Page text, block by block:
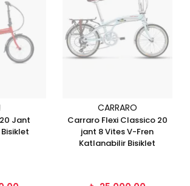
Jant
CARRARO
Carraro Flexi Classico 20
jant 8 Vites V-Fren
Katlanabilir Bisiklet